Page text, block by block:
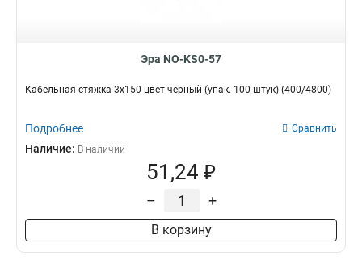
Эра NO-KS0-57
Кабельная стяжка 3х150 цвет чёрный (упак. 100 штук) (400/4800)
Подробнее Сравнить
Наличие: В наличии
51,24 ₽
– +
В корзину